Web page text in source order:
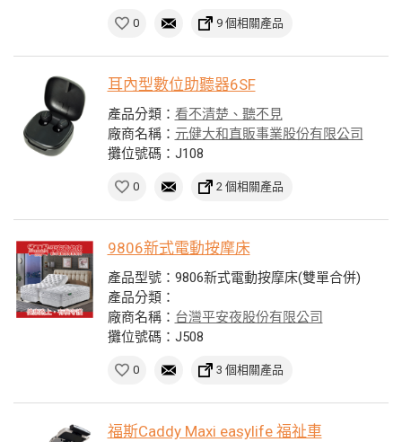
0 9 個相關產品
耳內型數位助聽器6SF
產品分類： 看不清楚、聽不見
廠商名稱： 元健大和直販事業股份有限公司
攤位號碼：J108
0 2 個相關產品
9806新式電動按摩床
產品型號：9806新式電動按摩床(雙單合併)
產品分類：
廠商名稱： 台灣平安夜股份有限公司
攤位號碼：J508
0 3 個相關產品
福斯Caddy Maxi easylife 福祉車